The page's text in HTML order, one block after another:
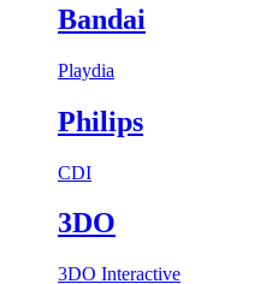
Bandai
Playdia
Philips
CDI
3DO
3DO Interactive